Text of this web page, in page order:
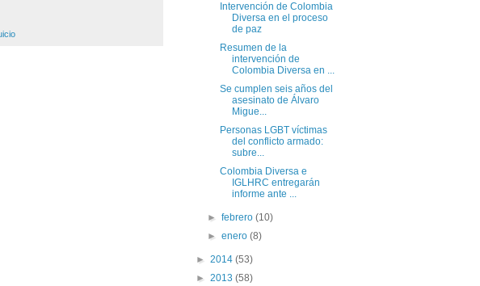
Intervención de Colombia
Diversa en el proceso
de paz
Resumen de la
intervención de
Colombia Diversa en ...
Se cumplen seis años del
asesinato de Álvaro
Migue...
Personas LGBT víctimas
del conflicto armado:
subre...
Colombia Diversa e
IGLHRC entregarán
informe ante ...
►febrero(10)
►enero(8)
► 2014 (53)
► 2013 (58)